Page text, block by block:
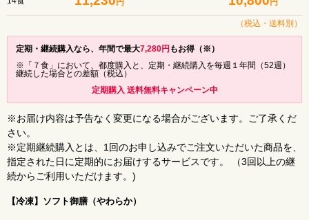
（税込・ 送料別 ）
定期・継続購入なら、年間で最大7,280円 もお得（※）
※「７食」において、都度購入と、定期・継続購入を毎週１年間（52週）
継続した場合との差額（税込）
定期購入 送料無料キャンペーン中
※お届け内容は予告なく変更になる場合がございます。ご了承くだ
さい。
※定期継続購入とは、1回のお申し込みでご注文いただいた商品を、
指定された日に定期的にお届けするサービスです。 （3回以上の継
続からご利用いただけます。)
【冷凍】ソフト御膳（やわらか）